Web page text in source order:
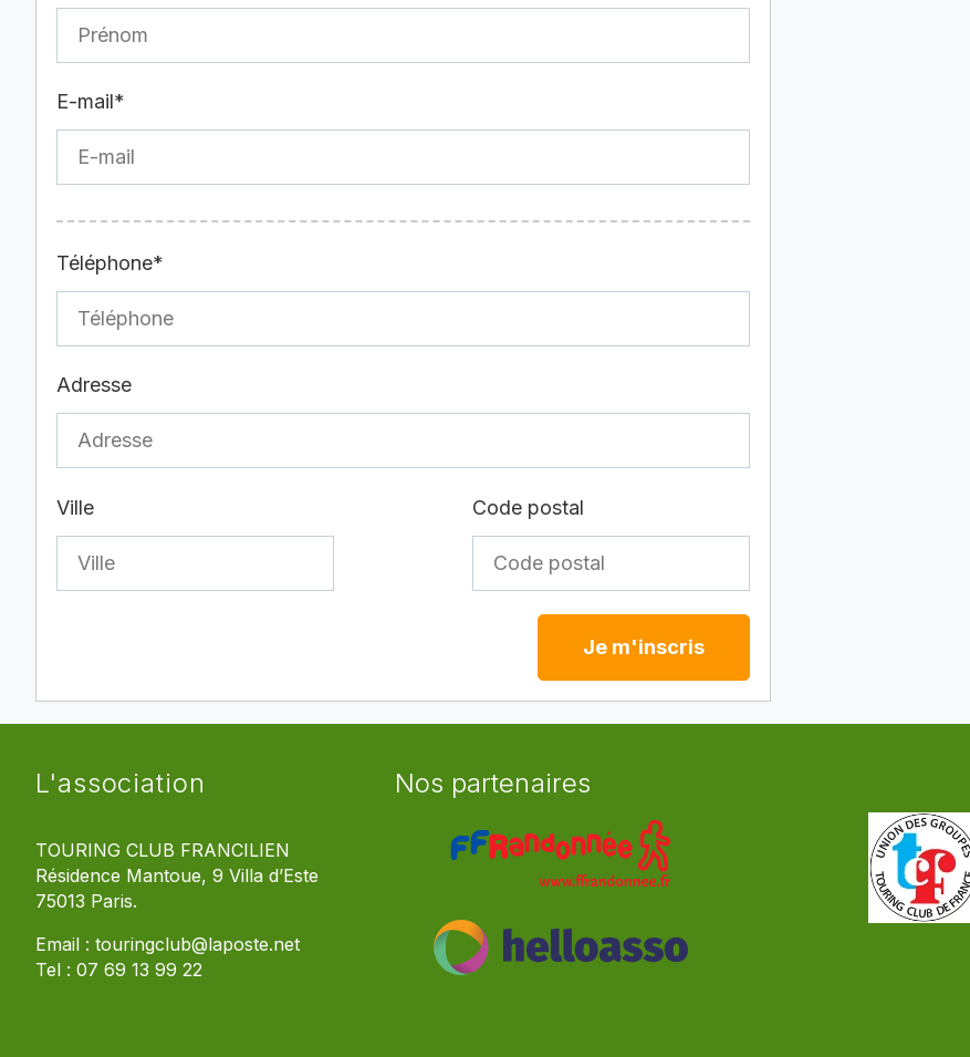
E-mail*
Téléphone*
Adresse
Ville Code postal
Je m'inscris
L'association
TOURING CLUB FRANCILIEN
Résidence Mantoue, 9 Villa d’Este
75013 Paris.
Email : touringclub@laposte.net
Tel : 07 69 13 99 22
Nos partenaires